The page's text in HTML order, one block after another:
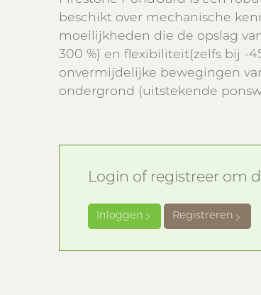
beschikt over mechanische
moeilijkheden die de opslag
300 %) en flexibiliteit(zelfs bij -
onvermijdelijke bewegingen
ondergrond (uitstekende
Login of registreer om
Inloggen Registreren